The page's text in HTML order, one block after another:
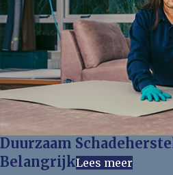
Duurzaam
BelangrijkLees meer